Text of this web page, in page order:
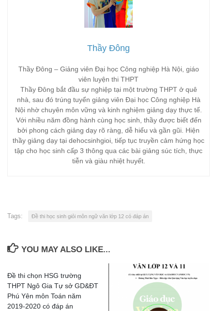
Thầy Đông
Thầy Đông – Giảng viên Đại học Công nghiệp Hà Nội, giáo
viên luyện thi THPT
Thầy Đông bắt đầu sự nghiệp tại một trường THPT ở quê
nhà, sau đó trúng tuyển giảng viên Đại học Công nghiệp Hà
Nội nhờ chuyên môn vững và kinh nghiệm giảng dạy thực tế.
Với nhiều năm đồng hành cùng học sinh, thầy được biết đến
bởi phong cách giảng dạy rõ ràng, dễ hiểu và gần gũi. Hiện
thầy giảng dạy tại dehocsinhgioi, tiếp tục truyền cảm hứng học
tập cho học sinh cấp 3 thông qua các bài giảng súc tích, thực
tiễn và giàu nhiệt huyết.
Tags: Đề thi học sinh giỏi môn ngữ văn lớp 12 có đáp án
YOU MAY ALSO LIKE...
Đề thi chọn HSG trường
THPT Ngô Gia Tự sở GD&ĐT
Phú Yên môn Toán năm
2019-2020 có đáp án